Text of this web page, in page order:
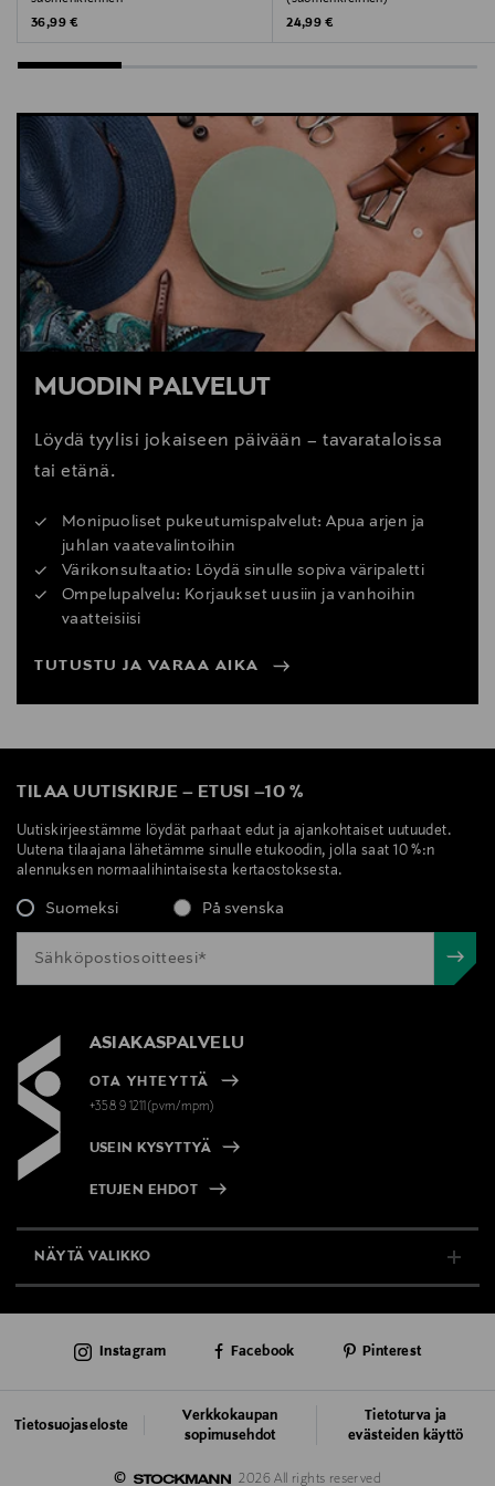
Original Price
36,99 €
Original Price
24,99 €
MUODIN PALVELUT
Löydä tyylisi jokaiseen päivään – tavarataloissa
tai etänä.
Monipuoliset pukeutumispalvelut: Apua arjen ja
juhlan vaatevalintoihin
Värikonsultaatio: Löydä sinulle sopiva väripaletti
Ompelupalvelu: Korjaukset uusiin ja vanhoihin
vaatteisiisi
TUTUSTU JA VARAA AIKA
TILAA UUTISKIRJE – ETUSI –10 %
Uutiskirjeestämme löydät parhaat edut ja ajankohtaiset uutuudet.
Uutena tilaajana lähetämme sinulle etukoodin, jolla saat 10 %:n
alennuksen normaalihintaisesta kertaostoksesta.
Suomeksi På svenska
ASIAKASPALVELU
OTA YHTEYTTÄ
+358 9 1211(pvm/mpm)
USEIN KYSYTTYÄ
ETUJEN EHDOT
NÄYTÄ VALIKKO
AJANKOHTAISTA
©
2026 All rights reserved
Tietosuojaseloste
Verkkokaupan
sopimusehdot
Tietoturva ja
evästeiden käyttö
Instagram Facebook Pinterest